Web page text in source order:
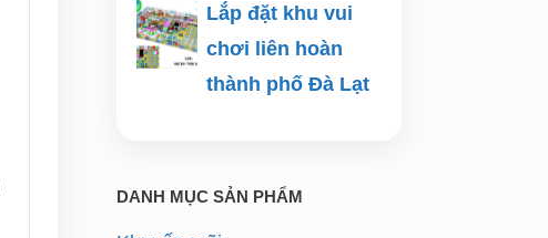
Lắp đặt khu vui
chơi liên hoàn
thành phố Đà Lạt
DANH MỤC SẢN PHẨM